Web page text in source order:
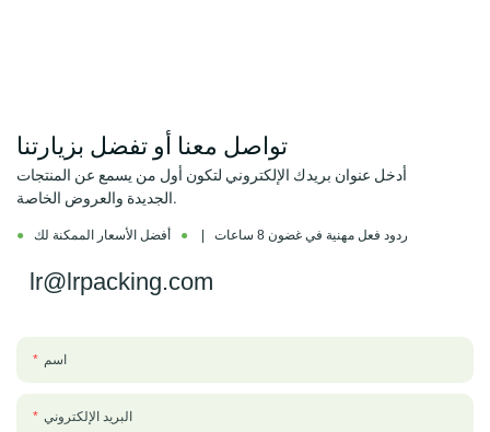
تواصل معنا أو تفضل بزيارتنا
أدخل عنوان بريدك الإلكتروني لتكون أول من يسمع عن المنتجات
الجديدة والعروض الخاصة.
● ردود فعل مهنية في غضون 8 ساعات | ● أفضل الأسعار الممكنة لك
lr@lrpacking.com
اسم
البريد الإلكتروني